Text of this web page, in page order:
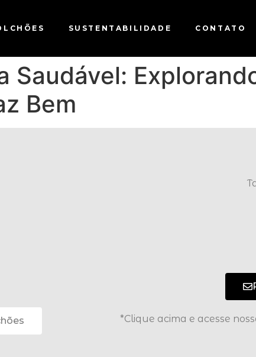
SUSTENTABILIDADE CONTATO
Saudável:
Bem
*Clique acima e acesse